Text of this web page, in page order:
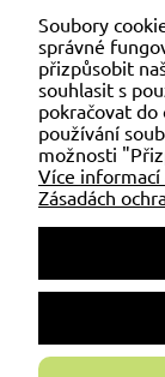
Soubory
správné
přizpůsobit
souhlasit s
pokračovat
používání
možnosti
Více informací
Zásadách